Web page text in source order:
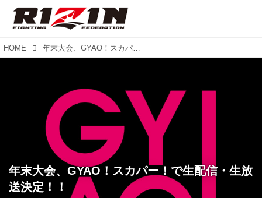
HOME 年末大会、GYAO！スカパー！で生配信・生放送決定！！
年末大会、GYAO！スカパー！で生配信・生放
送決定！！